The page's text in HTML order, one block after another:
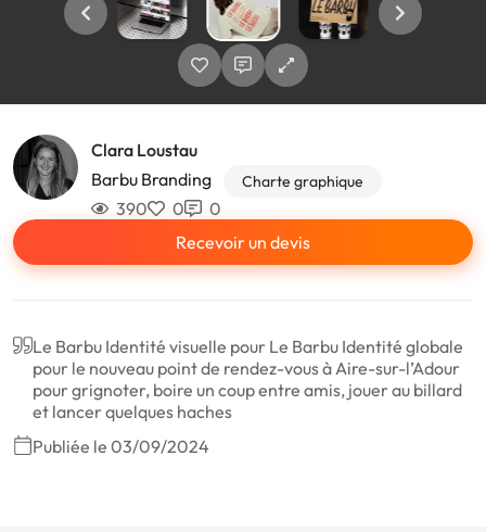
Clara Loustau
Barbu Branding
Charte graphique
390 0
0
Recevoir un devis
Le Barbu Identité visuelle pour Le Barbu Identité globale
pour le nouveau point de rendez-vous à Aire-sur-l’Adour
pour grignoter, boire un coup entre amis, jouer au billard
et lancer quelques haches
Publiée le 03/09/2024